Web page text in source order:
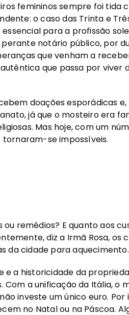
femininos sempre foi tida
o caso das Trinta e
para a profissão
notário público, por
que venham a
que passa por viver
doações esporádicas
já que o mosteiro era
Mas hoje, com um
tornaram-se impossíveis.
remédios? E quanto aos
diz a Irmã Rosa,
da cidade para
e a historicidade da
Com a unificação da Itália, o
investe um único euro. Por
no Natal ou na Páscoa.